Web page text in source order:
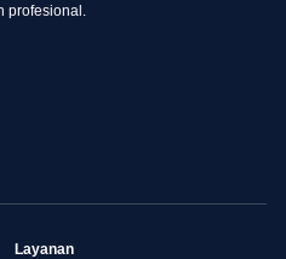
profesional.
Layanan